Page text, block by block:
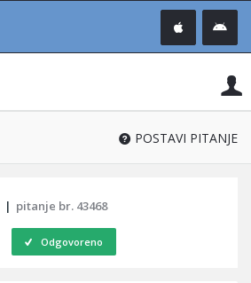
®
POSTAVI PITANJE
| pitanje br. 43468
Odgovoreno